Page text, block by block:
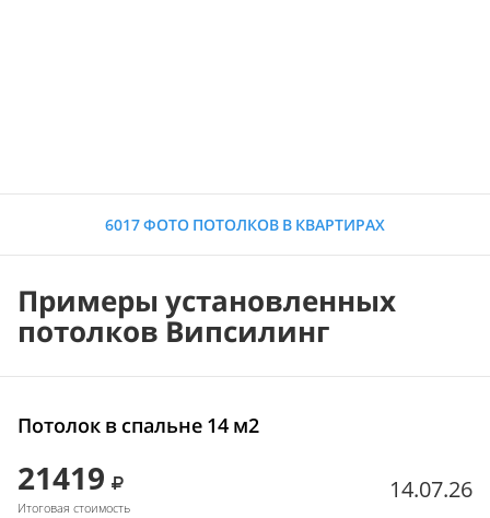
6017 ФОТО ПОТОЛКОВ В КВАРТИРАХ
Примеры установленных
потолков Випсилинг
Потолок в спальне 14 м2
21419
Итоговая стоимость
14.07.26